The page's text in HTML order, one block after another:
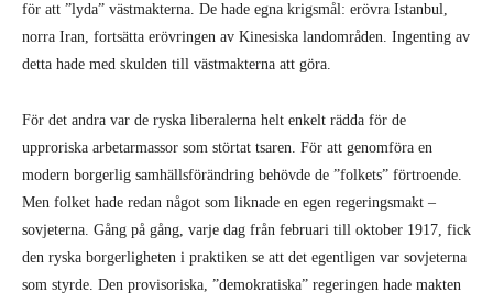
för att ”lyda” västmakterna. De hade egna krigsmål: erövra Istanbul,
norra Iran, fortsätta erövringen av Kinesiska landområden. Ingenting av
detta hade med skulden till västmakterna att göra.
För det andra var de ryska liberalerna helt enkelt rädda för de
upproriska arbetarmassor som störtat tsaren. För att genomföra en
modern borgerlig samhällsförändring behövde de ”folkets” förtroende.
Men folket hade redan något som liknade en egen regeringsmakt –
sovjeterna. Gång på gång, varje dag från februari till oktober 1917, fick
den ryska borgerligheten i praktiken se att det egentligen var sovjeterna
som styrde. Den provisoriska, ”demokratiska” regeringen hade makten